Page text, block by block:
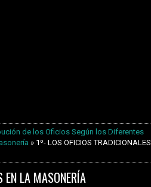
de los Oficios Según los Diferentes
» 1º- LOS OFICIOS TRADICIONALES
EN LA MASONERÍA